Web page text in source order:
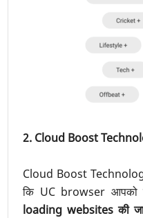
2. Cloud Boost
Cloud Boost
कि UC browser आपको
loading websites की